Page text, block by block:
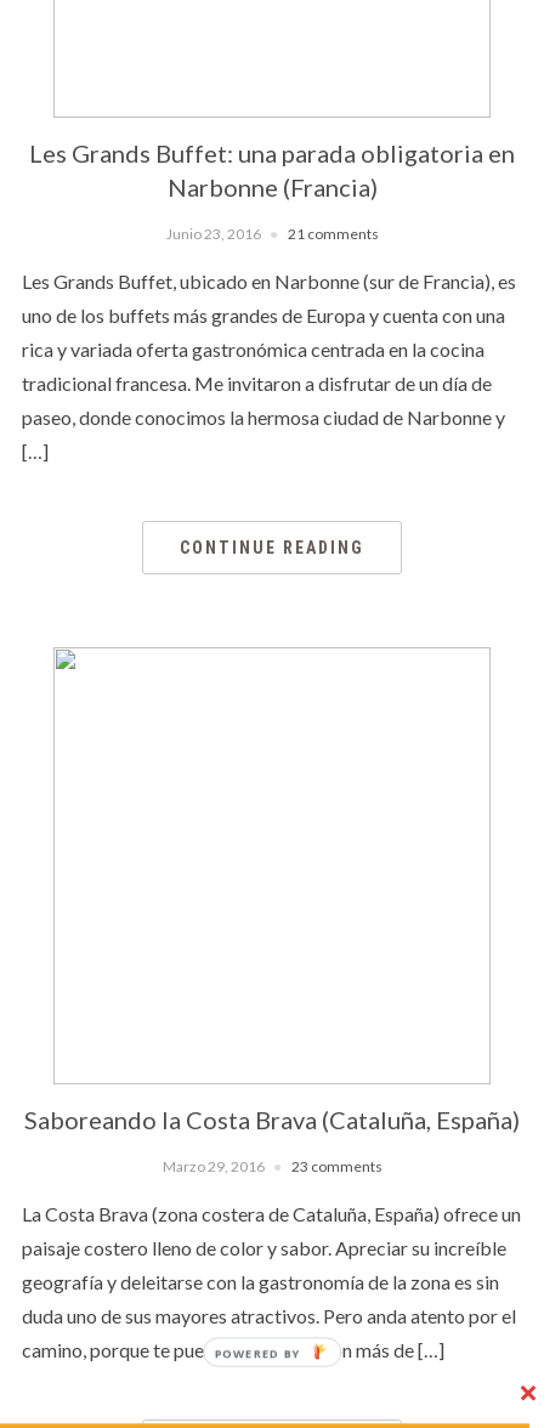
Les Grands Buffet: una parada obligatoria en
Narbonne (Francia)
Junio 23, 2016 21 comments
Les Grands Buffet, ubicado en Narbonne (sur de Francia), es
uno de los buffets más grandes de Europa y cuenta con una
rica y variada oferta gastronómica centrada en la cocina
tradicional francesa. Me invitaron a disfrutar de un día de
paseo, donde conocimos la hermosa ciudad de Narbonne y
[…]
CONTINUE READING
Saboreando la Costa Brava (Cataluña, España)
Marzo 29, 2016 23 comments
La Costa Brava (zona costera de Cataluña, España) ofrece un
paisaje costero lleno de color y sabor. Apreciar su increíble
geografía y deleitarse con la gastronomía de la zona es sin
duda uno de sus mayores atractivos. Pero anda atento por el
camino, porque te puedes encontrar con más de […]